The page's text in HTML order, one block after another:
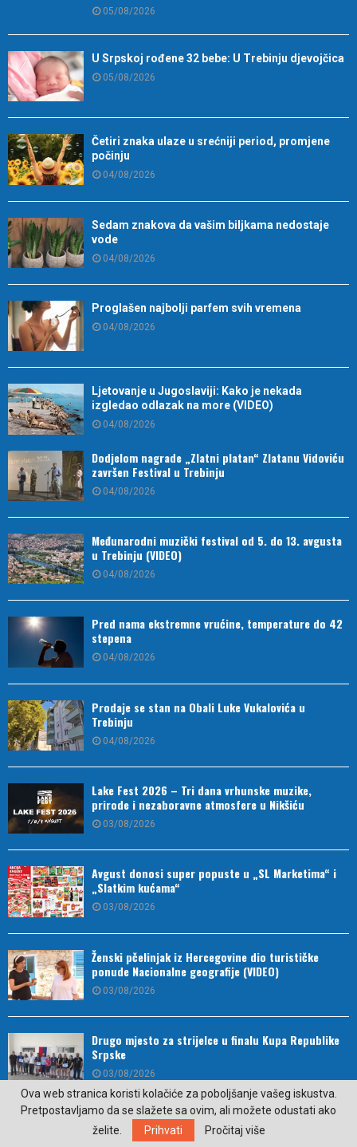
05/08/2026
U Srpskoj rođene 32 bebe: U Trebinju djevojčica
05/08/2026
Četiri znaka ulaze u srećniji period, promjene
počinju
04/08/2026
Sedam znakova da vašim biljkama nedostaje
vode
04/08/2026
Proglašen najbolji parfem svih vremena
04/08/2026
Ljetovanje u Jugoslaviji: Kako je nekada
izgledao odlazak na more (VIDEO)
04/08/2026
Dodjelom nagrade „Zlatni platan“ Zlatanu Vidoviću
završen Festival u Trebinju
04/08/2026
Međunarodni muzički festival od 5. do 13. avgusta
u Trebinju (VIDEO)
04/08/2026
Pred nama ekstremne vrućine, temperature do 42
stepena
04/08/2026
Prodaje se stan na Obali Luke Vukalovića u
Trebinju
04/08/2026
Lake Fest 2026 – Tri dana vrhunske muzike,
prirode i nezaboravne atmosfere u Nikšiću
03/08/2026
Avgust donosi super popuste u „SL Marketima“ i
„Slatkim kućama“
03/08/2026
Ženski pčelinjak iz Hercegovine dio turističke
ponude Nacionalne geografije (VIDEO)
03/08/2026
Drugo mjesto za strijelce u finalu Kupa Republike
Srpske
03/08/2026
Ako vjerujete u proročanstva Babe Vange, ovaj znak
bi mogao zablistati u 2026.
Ova web stranica koristi kolačiće za poboljšanje vašeg iskustva.
Pretpostavljamo da se slažete sa ovim, ali možete odustati ako
želite.
Prihvati Pročitaj više